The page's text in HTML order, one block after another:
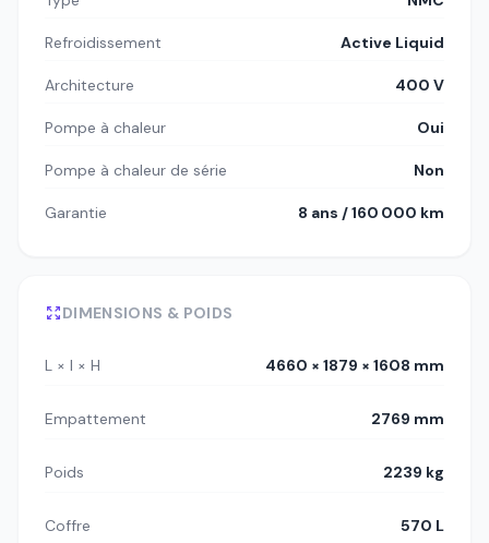
Refroidissement Active Liquid
Architecture 400 V
Pompe à chaleur Oui
Pompe à chaleur de série Non
Garantie 8 ans / 160 000 km
DIMENSIONS & POIDS
L × l × H 4660 × 1879 × 1608 mm
Empattement 2769 mm
Poids 2239 kg
Coffre 570 L